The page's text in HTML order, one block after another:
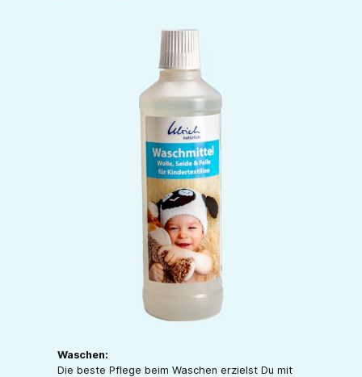
Waschen:
Die beste Pflege beim Waschen erzielst Du mit